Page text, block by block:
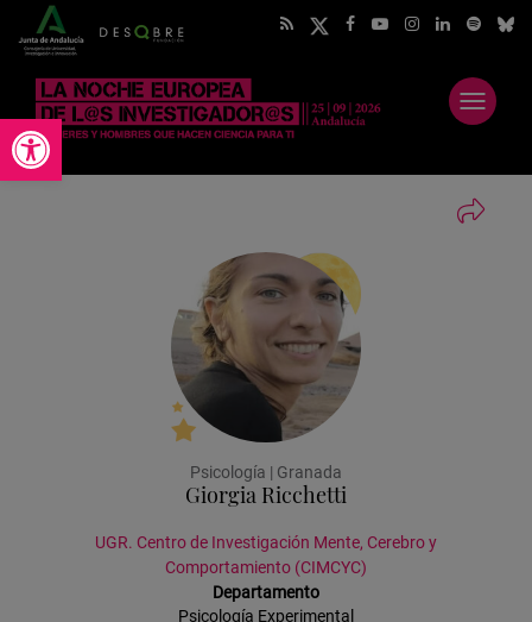
Abrir barra de herramientas
Abrir
menú
Psicología | Granada
Giorgia Ricchetti
UGR. Centro de Investigación Mente, Cerebro y
Comportamiento (CIMCYC)
Departamento
Psicología Experimental